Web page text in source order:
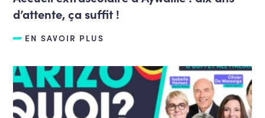
d’attente, ça suffit !
EN SAVOIR PLUS